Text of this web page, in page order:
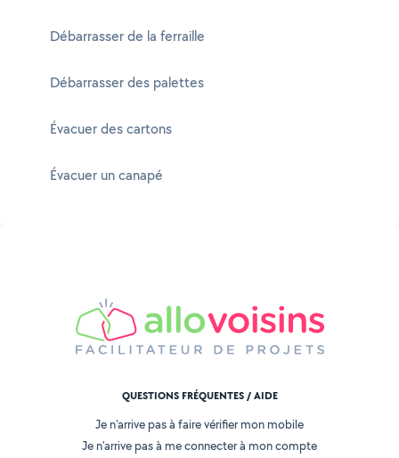
Débarrasser de la ferraille
Débarrasser des palettes
Évacuer des cartons
Évacuer un canapé
QUESTIONS FRÉQUENTES / AIDE
Je n'arrive pas à faire vérifier mon mobile
Je n'arrive pas à me connecter à mon compte